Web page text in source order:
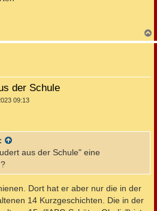
a
der Schule
09:13
aus der Schule" eine
Dort hat er aber nur die in der
14 Kurzgeschichten. Die in der